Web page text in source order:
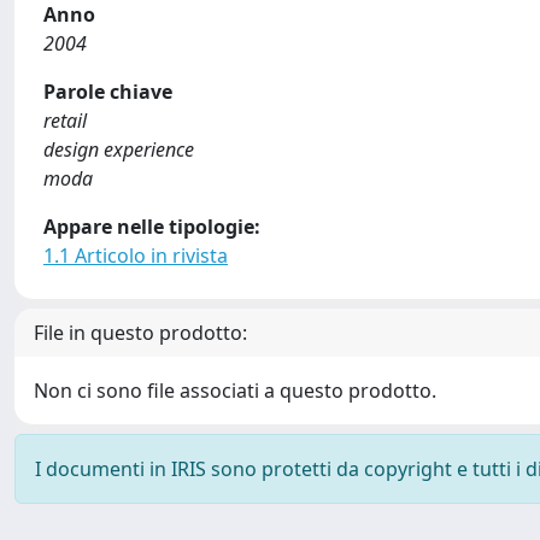
Anno
2004
Parole chiave
retail
design experience
moda
Appare nelle tipologie:
1.1 Articolo in rivista
File in questo prodotto:
Non ci sono file associati a questo prodotto.
I documenti in IRIS sono protetti da copyright e tutti i